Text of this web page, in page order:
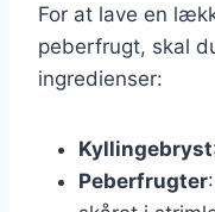
For at lave en
peberfrugt, skal
ingredienser:
Kyllingebryst
Peberfrugter